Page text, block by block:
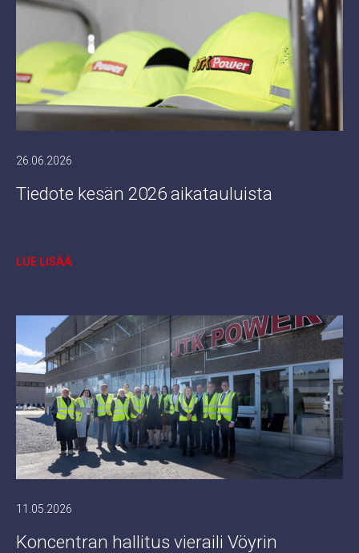
26.06.2026
Tiedote kesän 2026 aikatauluista
LUE LISÄÄ
11.05.2026
Koncentran hallitus vieraili Vöyrin